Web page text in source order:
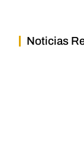
Noticias